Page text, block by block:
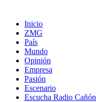
Inicio
ZMG
País
Mundo
Opinión
Empresa
Pasión
Escenario
Escucha Radio Cañón